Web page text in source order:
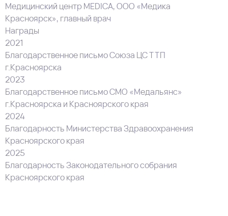
Медицинский центр MEDICA, ООО «Медика
Красноярск», главный врач
Награды
2021
Благодарственное письмо Союза ЦС ТТП
г.Красноярска
2023
Благодарственное письмо СМО «Медальянс»
г.Красноярска и Красноярского края
2024
Благодарность Министерства Здравоохранения
Красноярского края
2025
Благодарность Законодательного собрания
Красноярского края